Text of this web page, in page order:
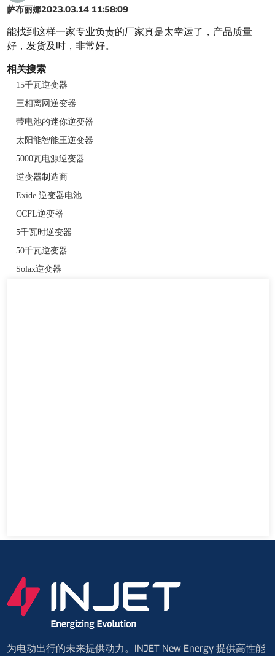
萨布丽娜2023.03.14 11:58:09
能找到这样一家专业负责的厂家真是太幸运了，产品质量
好，发货及时，非常好。
相关搜索
15千瓦逆变器
三相离网逆变器
带电池的迷你逆变器
太阳能智能王逆变器
5000瓦电源逆变器
逆变器制造商
Exide 逆变器电池
CCFL逆变器
5千瓦时逆变器
50千瓦逆变器
Solax逆变器
为电动出行的未来提供动力。INJET New Energy 提供高性能